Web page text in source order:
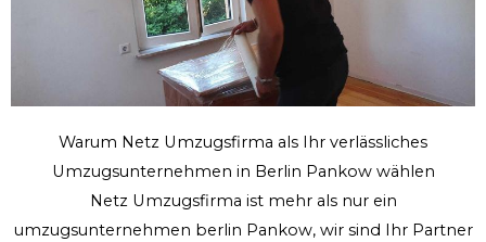
Warum Netz Umzugsfirma als Ihr verlässliches
Umzugsunternehmen in Berlin Pankow wählen
Netz Umzugsfirma ist mehr als nur ein
umzugsunternehmen berlin Pankow, wir sind Ihr Partner